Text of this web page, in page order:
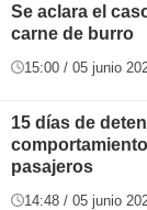
Se aclara el
carne de burro
15:00 / 05 junio
15 días de
pasajeros
14:48 / 05 junio